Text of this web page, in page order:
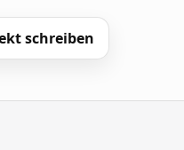
schreiben